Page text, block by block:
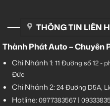
THÔNG TIN LIÊN
Thành Phát Auto – Chuyên
Chi Nhánh 1: 11 Đường số 12 -
Đức
Chi Nhánh 2: 24 Đường D5A,
Hotline: 0977383567|